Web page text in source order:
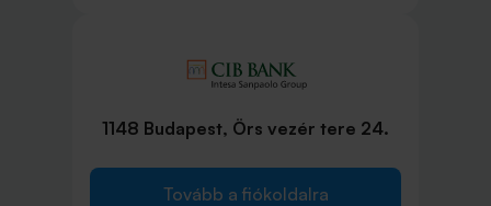
1148 Budapest, Örs vezér tere 24.
Tovább a fiókoldalra